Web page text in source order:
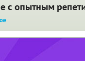
с опытным